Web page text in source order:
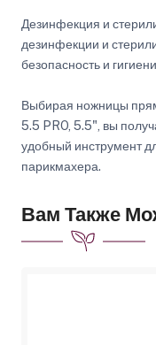
Дезинфекция и
дезинфекции и
безопасность и
Выбирая ножницы
5.5 PRO, 5.5", вы
удобный инструмент
парикмахера.
Вам Также